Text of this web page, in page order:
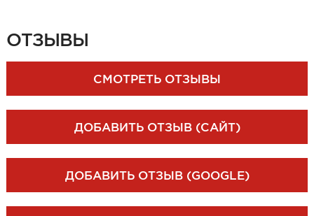
ОТЗЫВЫ
СМОТРЕТЬ ОТЗЫВЫ
ДОБАВИТЬ ОТЗЫВ (САЙТ)
ДОБАВИТЬ ОТЗЫВ (GOOGLE)